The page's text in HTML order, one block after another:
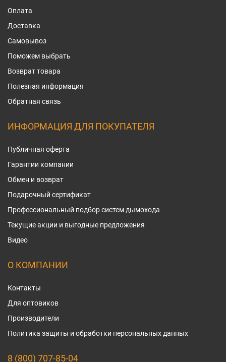
Оплата
Доставка
Самовывоз
Поможем выбрать
Возврат товара
Полезная информация
Обратная связь
ИНФОРМАЦИЯ ДЛЯ ПОКУПАТЕЛЯ
Публичная оферта
Гарантии компании
Обмен и возврат
Подарочный сертификат
Профессиональный подбор систем дымохода
Текущие акции и выгодные предложения
Видео
О КОМПАНИИ
Контакты
Для оптовиков
Производители
Политика защиты и обработки персональных данных
8 (800) 707-85-04